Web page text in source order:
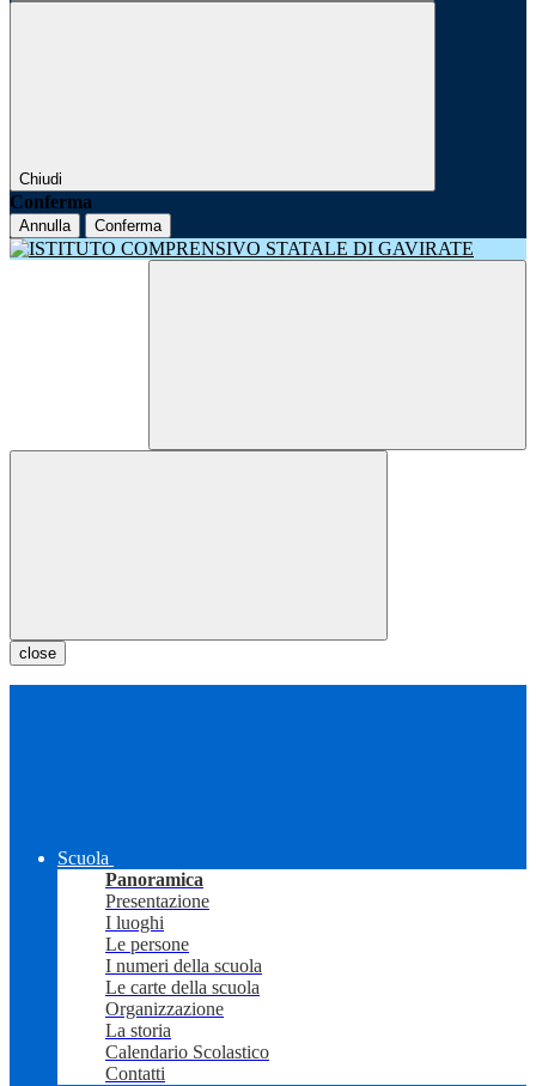
Chiudi
Conferma
Annulla Conferma
close
Scuola
Panoramica
Presentazione
I luoghi
Le persone
I numeri della scuola
Le carte della scuola
Organizzazione
La storia
Calendario Scolastico
Contatti